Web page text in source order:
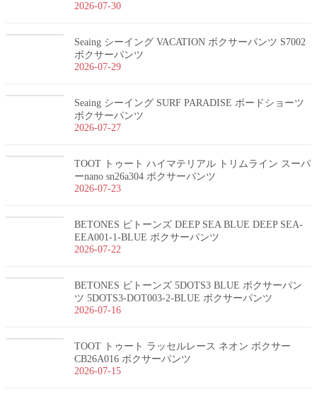
2026-07-30
Seaing シーイング VACATION ボクサーパンツ S7002
ボクサーパンツ
2026-07-29
Seaing シーイング SURF PARADISE ボードショーツ
ボクサーパンツ
2026-07-27
TOOT トゥート ハイマテリアル トリムライン スーパ
ーnano sn26a304 ボクサーパンツ
2026-07-23
BETONES ビトーンズ DEEP SEA BLUE DEEP SEA-
EEA001-1-BLUE ボクサーパンツ
2026-07-22
BETONES ビトーンズ 5DOTS3 BLUE ボクサーパン
ツ 5DOTS3-DOT003-2-BLUE ボクサーパンツ
2026-07-16
TOOT トゥート ラッセルレース ネオン ボクサー
CB26A016 ボクサーパンツ
2026-07-15